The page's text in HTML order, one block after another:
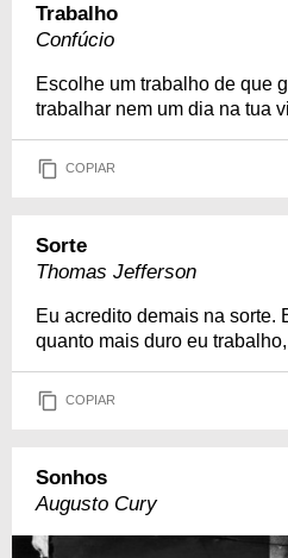
Trabalho
Confúcio
Escolhe um trabalho de que
trabalhar nem um dia na tua
COPIAR
Sorte
Thomas Jefferson
Eu acredito demais na sorte.
quanto mais duro eu
COPIAR
Sonhos
Augusto Cury